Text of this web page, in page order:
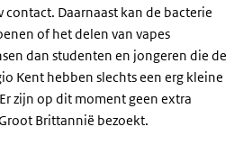
Daarnaast kan de bacterie
of het delen van vapes
dan studenten en jongeren die de
Kent hebben slechts een erg kleine
zijn op dit moment geen extra
Brittannië bezoekt.